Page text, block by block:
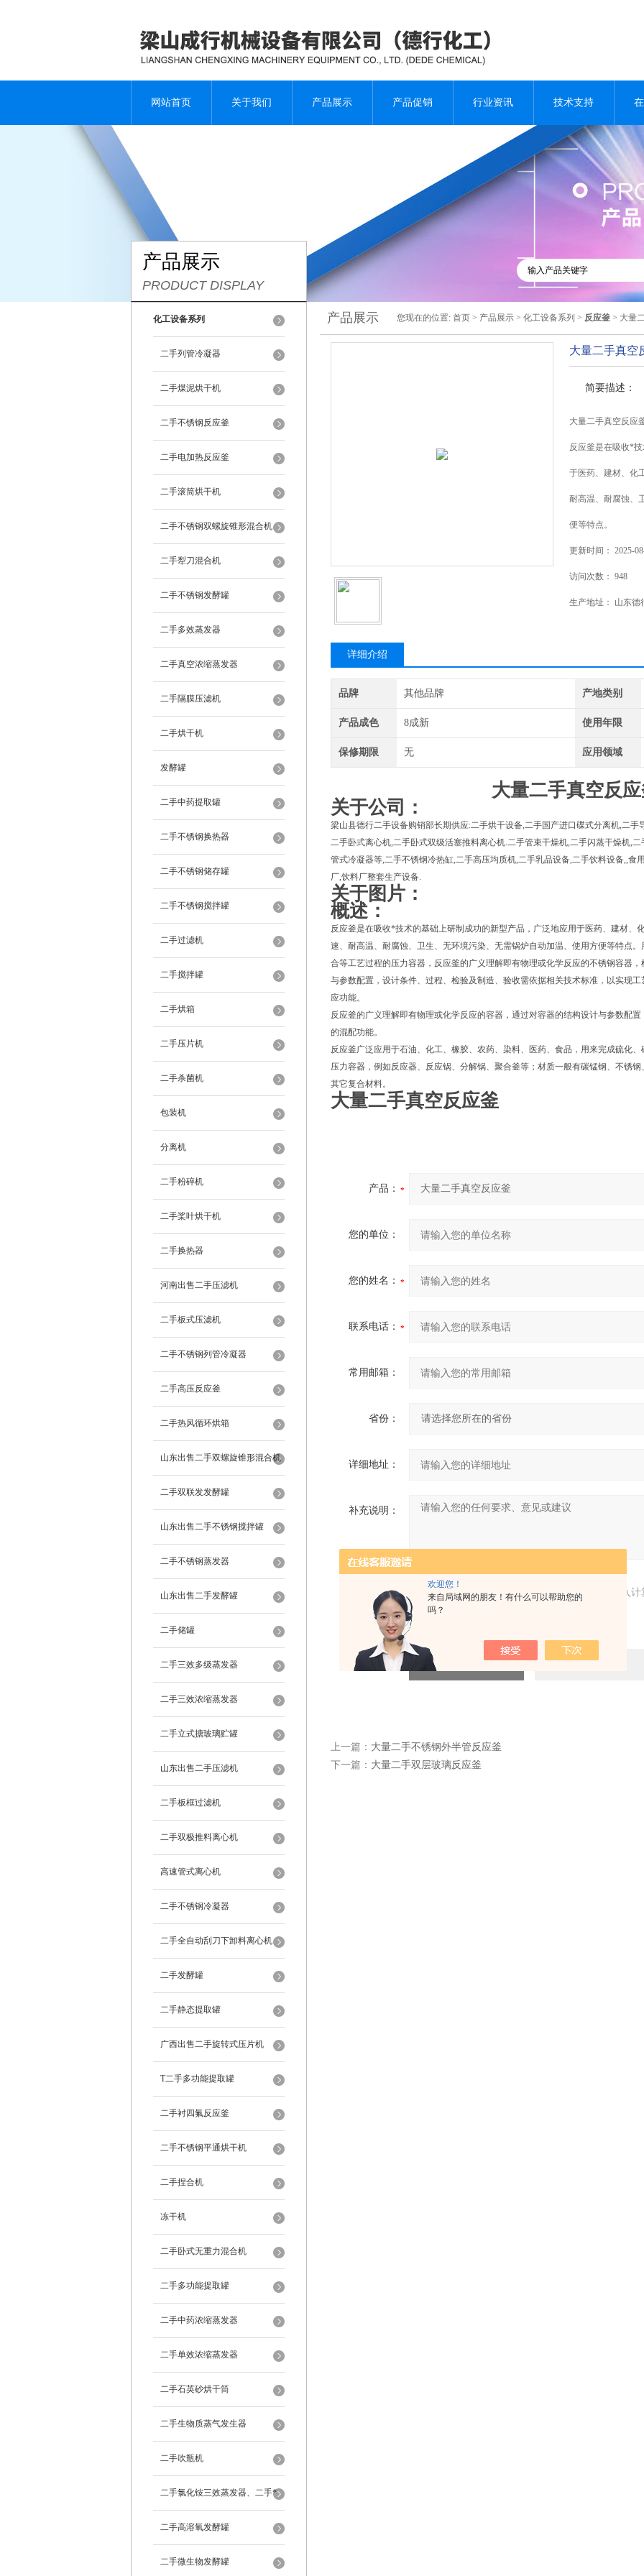
欢迎您！
来自局域网的朋友！有什么可以帮助您的
吗？
网站首页 关于我们 产品展示 产品促销 行业资讯 技术支持
产品展示
PRODUCT DISPLAY
化工设备系列
二手列管冷凝器
二手煤泥烘干机
二手不锈钢反应釜
二手电加热反应釜
二手滚筒烘干机
二手不锈钢双螺旋锥形混合机
二手犁刀混合机
二手不锈钢发酵罐
二手多效蒸发器
二手真空浓缩蒸发器
二手隔膜压滤机
二手烘干机
发酵罐
二手中药提取罐
二手不锈钢换热器
二手不锈钢储存罐
二手不锈钢搅拌罐
二手过滤机
二手搅拌罐
二手烘箱
二手压片机
二手杀菌机
包装机
分离机
二手粉碎机
二手桨叶烘干机
二手换热器
河南出售二手压滤机
二手板式压滤机
二手不锈钢列管冷凝器
二手高压反应釜
二手热风循环烘箱
山东出售二手双螺旋锥形混合机
二手双联发发酵罐
山东出售二手不锈钢搅拌罐
二手不锈钢蒸发器
山东出售二手发酵罐
二手储罐
二手三效多级蒸发器
二手三效浓缩蒸发器
二手立式搪玻璃贮罐
山东出售二手压滤机
二手板框过滤机
二手双极推料离心机
高速管式离心机
二手不锈钢冷凝器
二手全自动刮刀下卸料离心机
二手发酵罐
二手静态提取罐
广西出售二手旋转式压片机
T二手多功能提取罐
二手衬四氟反应釜
二手不锈钢平通烘干机
二手捏合机
冻干机
二手卧式无重力混合机
二手多功能提取罐
二手中药浓缩蒸发器
二手单效浓缩蒸发器
二手石英砂烘干筒
二手生物质蒸气发生器
二手吹瓶机
二手氯化铵三效蒸发器、二手*
蒸发器
二手高溶氧发酵罐
二手微生物发酵罐
产品展示 您现在的位置: 首页 > 产品展示 > 化工设备系列 > 反应釜 > 大量
大量二手真空
简要描述：
大量二手真空反应
反应釜是在吸收*
于医药、建材、化
耐高温、耐腐蚀、
便等特点。
更新时间： 2025-
访问次数： 948
生产地址： 山东德
详细介绍
品牌 其他品牌 产地类别
产品成色 8成新 使用年限
保修期限 无 应用领域
大量二手真空反
关于公司：
梁山县德行二手设备购销部长期供应:二手烘干设备,二手国产进口碟式分离机,二
二手卧式离心机,二手卧式双级活塞推料离心机.二手管束干燥机,二手闪蒸干燥机,
管式冷凝器等,二手不锈钢冷热缸,二手高压均质机,二手乳品设备,二手饮料设备,,食
厂,饮料厂整套生产设备.
关于图片：
概述：
反应釜是在吸收*技术的基础上研制成功的新型产品，广泛地应用于医药、建材、
速、耐高温、耐腐蚀、卫生、无环境污染、无需锅炉自动加温、使用方便等特点
合等工艺过程的压力容器，反应釜的广义理解即有物理或化学反应的不锈钢容器
与参数配置，设计条件、过程、检验及制造、验收需依据相关技术标准，以实现
应功能。
反应釜的广义理解即有物理或化学反应的容器，通过对容器的结构设计与参数配
的混配功能。
反应釜广泛应用于石油、化工、橡胶、农药、染料、医药、食品，用来完成硫化
压力容器，例如反应器、反应锅、分解锅、聚合釜等；材质一般有碳锰钢、不锈
其它复合材料。
大量二手真空反应釜
产品：
您的单位：
您的姓名：
联系电话：
常用邮箱：
省份：
详细地址：
补充说明：
验证码：
请输入
上一篇： 大量二手不锈钢外半管反应釜
下一篇： 大量二手双层玻璃反应釜